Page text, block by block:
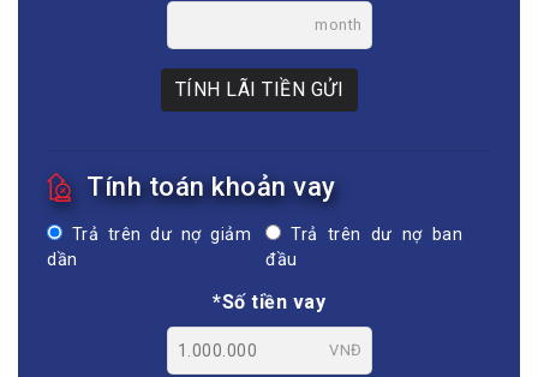
month
TÍNH LÃI TIỀN GỬI
Tính toán khoản vay
Trả trên dư nợ giảm
dần
Trả trên dư nợ ban
đầu
*Số tiền vay
VNĐ